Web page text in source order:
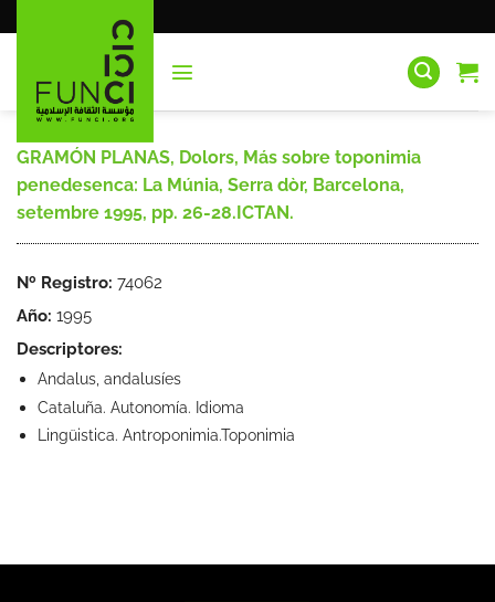
al
GRAMÓN PLANAS, Dolors, Más sobre toponimia
penedesenca: La Múnia, Serra dòr, Barcelona,
setembre 1995, pp. 26-28.ICTAN.
Nº Registro: 74062
Año: 1995
Descriptores:
Andalus, andalusíes
Cataluña. Autonomía. Idioma
Lingüistica. Antroponimia.Toponimia